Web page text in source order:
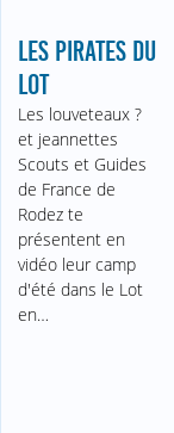
LES PIRATES DU
LOT
Les louveteaux ?
et jeannettes
Scouts et Guides
de France de
Rodez te
présentent en
vidéo leur camp
d'été dans le Lot
en…